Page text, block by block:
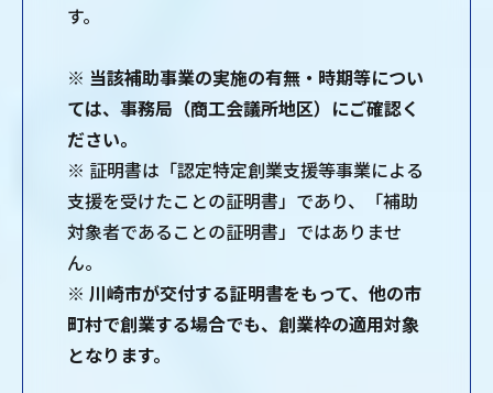
す。
※ 当該補助事業の実施の有無・時期等につい
ては、事務局（商工会議所地区）にご確認く
ださい。
※ 証明書は「認定特定創業支援等事業による
支援を受けたことの証明書」であり、「補助
対象者であることの証明書」ではありませ
ん。
※ 川崎市が交付する証明書をもって、他の市
町村で創業する場合でも、創業枠の適用対象
となります。